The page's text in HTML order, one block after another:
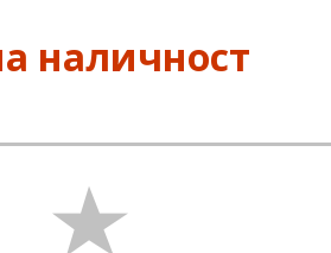
наличност